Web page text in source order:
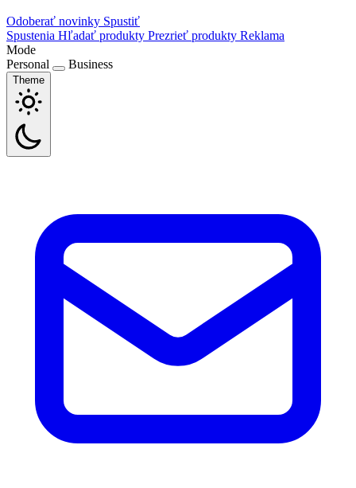
Odoberať novinky Spustiť
Spustenia Hľadať produkty Prezrieť produkty Reklama
Mode
Personal
Business
Theme